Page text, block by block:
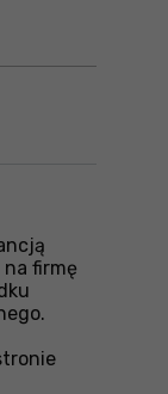
firmę